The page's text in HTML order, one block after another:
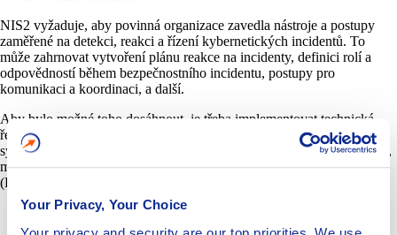
Your Privacy, Your Choice
NIS2 vyžaduje, aby povinná organizace zavedla nástroje a postupy
zaměřené na detekci, reakci a řízení kybernetických incidentů. To
může zahrnovat vytvoření plánu reakce na incidenty, definici rolí a
odpovědností během bezpečnostního incidentu, postupy pro
komunikaci a koordinaci, a další.
Aby bylo možné toho dosáhnout, je třeba implementovat technická
řešení pro zvládání kybernetických incidentů, jako jsou například
systémy detekce proniknutí (IDS), systémy prevence proniknutí (IPS),
monitorování činnosti, detekci hrozeb na úrovni koncových bodů
(EDR) a sítí (NDR) nebo systémy pro korelaci událostí (SIEM).